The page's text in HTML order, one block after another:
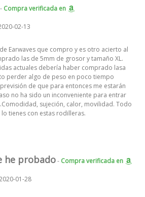
- Compra verificada en
02-13
Earwaves que compro y es otro acierto al
las de 5mm de grosor y tamaño XL.
actuales debería haber comprado lasa
perder algo de peso en poco tiempo
de que para entonces me estarán
no ha sido un inconveniente para entrar
sujeción, calor, movilidad. Todo
tienes con estas rodilleras.
he probado- Compra verificada en
01-28